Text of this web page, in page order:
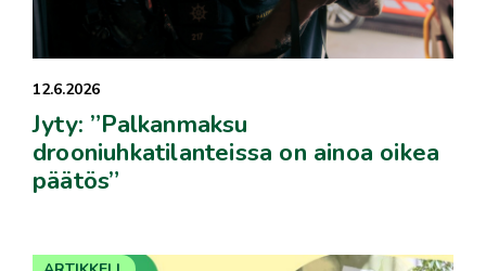
12.6.2026
Jyty: ”Palkanmaksu
drooniuhkatilanteissa on ainoa oikea
päätös”